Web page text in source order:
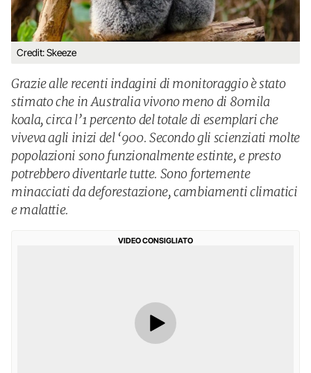
Credit: Skeeze
Grazie alle recenti indagini di monitoraggio è stato
stimato che in Australia vivono meno di 80mila
koala, circa l’1 percento del totale di esemplari che
viveva agli inizi del ‘900. Secondo gli scienziati molte
popolazioni sono funzionalmente estinte, e presto
potrebbero diventarle tutte. Sono fortemente
minacciati da deforestazione, cambiamenti climatici
e malattie.
VIDEO CONSIGLIATO